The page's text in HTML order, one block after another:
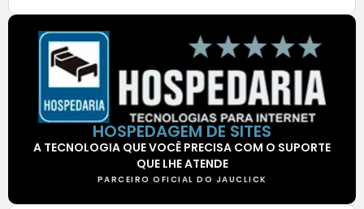
HOSPEDAGEM DE SITES
A TECNOLOGIA QUE VOCÊ PRECISA COM O SUPORTE
QUE LHE ATENDE
PARCEIRO OFICIAL DO JAUCLICK